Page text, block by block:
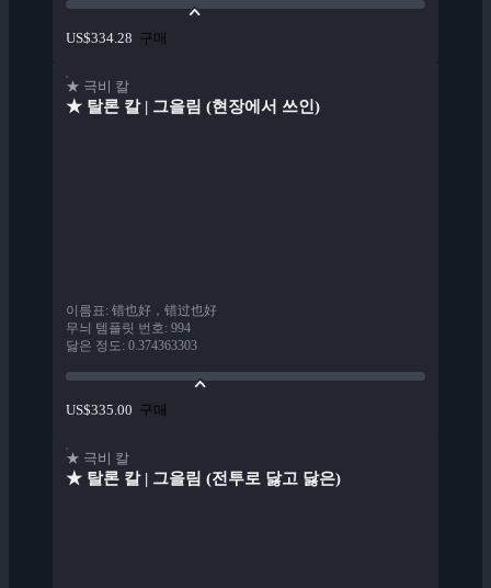
US$334.28 구매
★ 극비 칼
★ 탈론 칼 | 그을림 (현장에서 쓰인)
이름표: 错也好，错过也好
무늬 템플릿 번호: 994
닳은 정도: 0.374363303
US$335.00 구매
★ 극비 칼
★ 탈론 칼 | 그을림 (전투로 닳고 닳은)